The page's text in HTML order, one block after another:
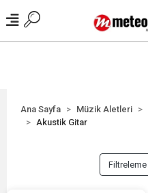
Ana Sayfa Müzik Aletleri
Akustik Gitar
Filtreleme